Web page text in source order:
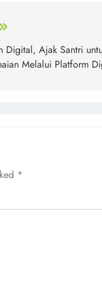
Digital, Ajak Santri
Melalui Platform
*